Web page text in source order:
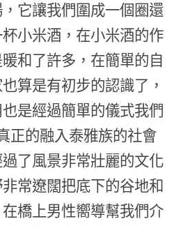
它讓我們圍成一個圈還
小米酒，在小米酒的作
和了許多，在簡單的自
算是有初步的認識了，
是經過簡單的儀式我們
正的融入泰雅族的社會
了風景非常壯麗的文化
常遼闊把底下的谷地和
橋上男性嚮導幫我們介